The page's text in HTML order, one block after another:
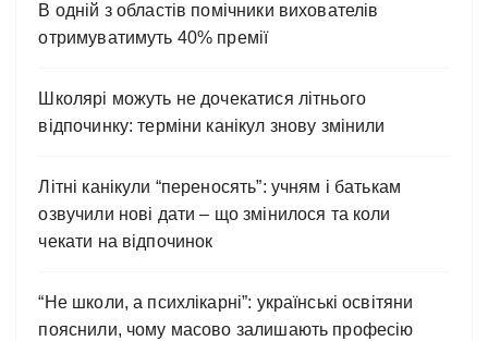
В одній з областів помічники вихователів
отримуватимуть 40% премії
Школярі можуть не дочекатися літнього
відпочинку: терміни канікул знову змінили
Літні канікули “переносять”: учням і батькам
озвучили нові дати – що змінилося та коли
чекати на відпочинок
“Не школи, а психлікарні”: українські освітяни
пояснили, чому масово залишають професію